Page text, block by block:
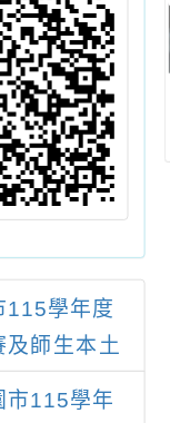
115學年度
及師生本土
市115學年
2024夏令營-
袖探索營」